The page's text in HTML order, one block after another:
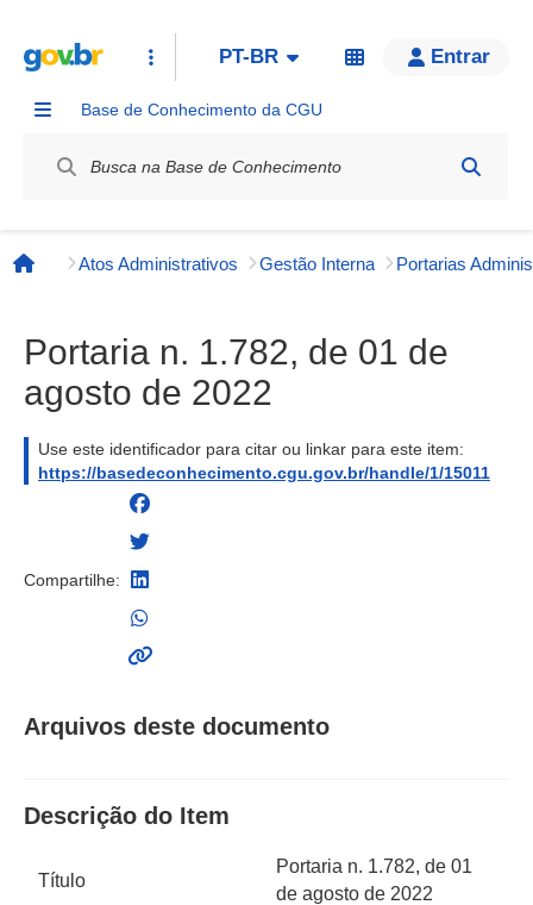
PT-BR Entrar
Base de Conhecimento da CGU
Página inicial
Atos Administrativos Gestão Interna
Portaria n. 1.782, de 01 de
agosto de 2022
Use este identificador para citar ou linkar para este item:
https://basedeconhecimento.cgu.gov.br/handle/1/15011
Compartilhe:
Arquivos deste documento
Descrição do Item
Título
Portaria n. 1.782, de 01
de agosto de 2022